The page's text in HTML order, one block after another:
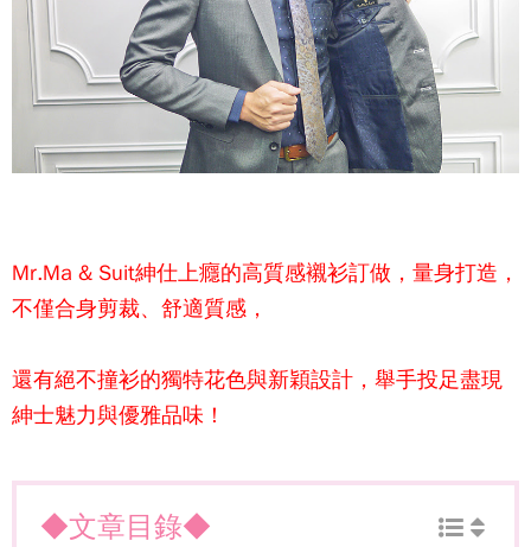
Mr.Ma & Suit紳仕上癮的高質感襯衫訂做，量身打造，
不僅合身剪裁、舒適質感，
還有絕不撞衫的獨特花色與新穎設計，舉手投足盡現
紳士魅力與優雅品味！
◆文章目錄◆